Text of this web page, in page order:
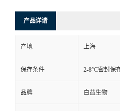
产品详请
产地 上海
保存条件 2-8°C密封保
品牌 白益生物